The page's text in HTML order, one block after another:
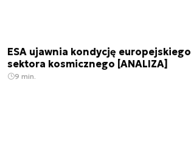
ESA ujawnia kondycję europejskiego
sektora kosmicznego [ANALIZA]
9 min.